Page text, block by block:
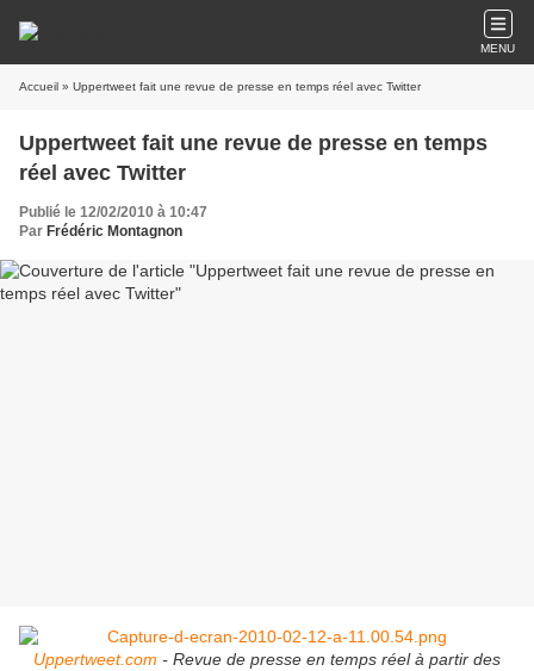
MENU
Accueil » Uppertweet fait une revue de presse en temps réel avec Twitter
Uppertweet fait une revue de presse en temps
réel avec Twitter
Publié le 12/02/2010 à 10:47
Par Frédéric Montagnon
Uppertweet.com - Revue de presse en temps réel à partir des